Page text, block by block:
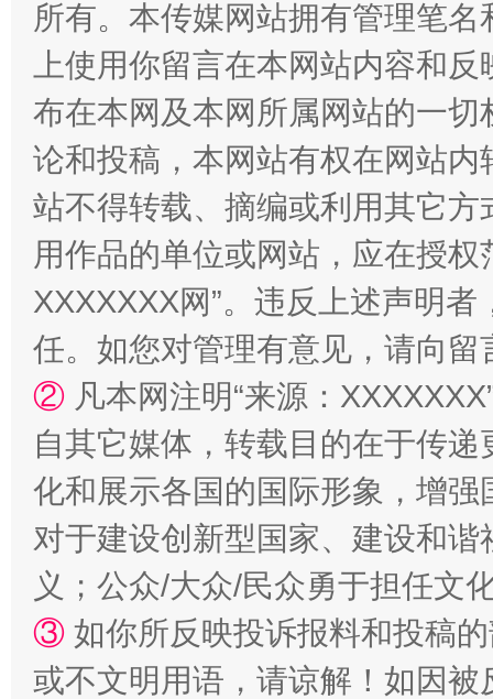
国家大学科技园优化重塑工作
扯下公款旅游的“隐身衣”
所有。本传媒网站拥有管理笔
上使用你留言在本网站内容和
布在本网及本网所属网站的一
论和投稿，本网站有权在网站
站不得转载、摘编或利用其它
用作品的单位或网站，应在授
XXXXXXX网”。违反上述声明
任。如您对管理有意见，请向
② 凡本网注明“来源：
自其它媒体，转载目的在于传
化和展示各国的国际形象，增
对于建设创新型国家、建设和
义；公众/大众/民众勇于担任文
③ 如你所反映投诉报料和投稿
或不文明用语，请谅解！如因